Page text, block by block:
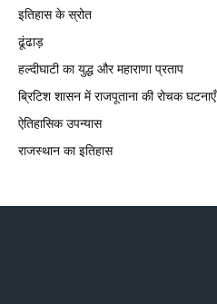
इतिहास के स्रोत
ढूंढाड़
हल्दीघाटी का युद्ध और महाराणा प्रताप
ब्रिटिश शासन में राजपूताना की रोचक घटनाएँ
ऐतिहासिक उपन्यास
राजस्थान का इतिहास